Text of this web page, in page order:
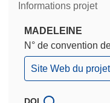
Informations projet
MADELEINE
N° de convention
(s’ouvre
dans
nouvelle
Site Web du projet
DOI